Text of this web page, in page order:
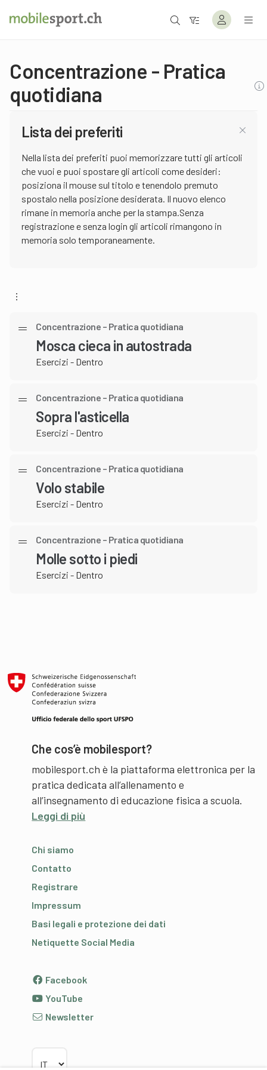
Concentrazione - Pratica
quotidiana
Lista dei preferiti
Nella lista dei preferiti puoi memorizzare tutti gli articoli
che vuoi e puoi spostare gli articoli come desideri:
posiziona il mouse sul titolo e tenendolo premuto
spostalo nella posizione desiderata. Il nuovo elenco
rimane in memoria anche per la stampa.Senza
registrazione e senza login gli articoli rimangono in
memoria solo temporaneamente.
Concentrazione – Pratica quotidiana
Mosca cieca in autostrada
Esercizi - Dentro
Concentrazione – Pratica quotidiana
Sopra l'asticella
Esercizi - Dentro
Concentrazione – Pratica quotidiana
Volo stabile
Esercizi - Dentro
Concentrazione – Pratica quotidiana
Molle sotto i piedi
Esercizi - Dentro
Che cos’è mobilesport?
mobilesport.ch è la piattaforma elettronica per la
pratica dedicata all’allenamento e
all’insegnamento di educazione fisica a scuola.
Leggi di più
Chi siamo
Contatto
Registrare
Impressum
Basi legali e protezione dei dati
Netiquette Social Media
Facebook
YouTube
Newsletter